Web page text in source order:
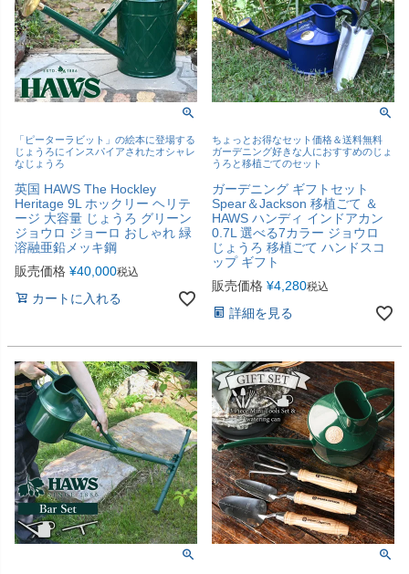
「ピーターラビット」の絵本に登場する
じょうろにインスパイアされたオシャレ
なじょうろ
英国 HAWS The Hockley
Heritage 9L ホックリー ヘリテ
ージ 大容量 じょうろ グリーン
ジョウロ ジョーロ おしゃれ 緑
溶融亜鉛メッキ鋼
販売価格 ¥40,000税込
カートに入れる
ちょっとお得なセット価格＆送料無料
ガーデニング好きな人におすすめのじょ
うろと移植ごてのセット
ガーデニング ギフトセット
Spear＆Jackson 移植ごて ＆
HAWS ハンディ インドアカン
0.7L 選べる7カラー ジョウロ
じょうろ 移植ごて ハンドスコ
ップ ギフト
販売価格 ¥4,280税込
詳細を見る